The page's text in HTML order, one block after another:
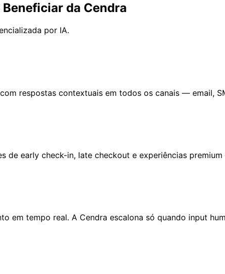
da Cendra
por IA.
respostas contextuais em todos os canais — email,
de early check-in, late checkout e experiências
em tempo real. A Cendra escalona só quando input